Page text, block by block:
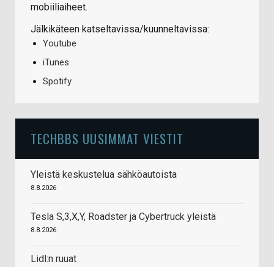
mobiiliaiheet.
Jälkikäteen katseltavissa/kuunneltavissa:
Youtube
iTunes
Spotify
TECHBBS UUSIMMAT VIESTIT
Yleistä keskustelua sähköautoista
8.8.2026
Tesla S,3,X,Y, Roadster ja Cybertruck yleistä
8.8.2026
Lidl:n ruuat